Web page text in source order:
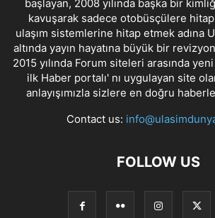
başlayan, 2008 yılında başka bir
kavuşarak sadece otobüsçülere
ulaşım sistemlerine hitap etmek adına
altında yayın hayatına büyük bir
2015 yılında Forum siteleri arasında
ilk Haber portalı' nı uygulayan site
anlayışımızla sizlere en doğru
Contact us:
FOLLOW US